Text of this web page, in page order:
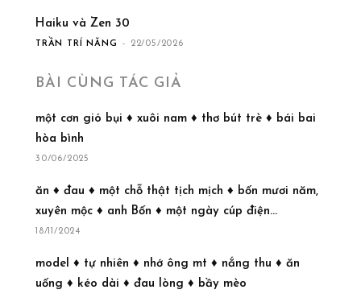
Haiku và Zen 30
TRẦN TRÍ NĂNG - 22/05/2026
BÀI CÙNG TÁC GIẢ
một cơn gió bụi ♦ xuôi nam ♦ thơ bút trè ♦ bái bai
hòa bình
30/06/2025
ăn ♦ đau ♦ một chỗ thật tịch mịch ♦ bốn mươi năm,
xuyên mộc ♦ anh Bốn ♦ một ngày cúp điện...
18/11/2024
model ♦ tự nhiên ♦ nhớ ông mt ♦ nắng thu ♦ ăn
uống ♦ kéo dài ♦ đau lòng ♦ bầy mèo